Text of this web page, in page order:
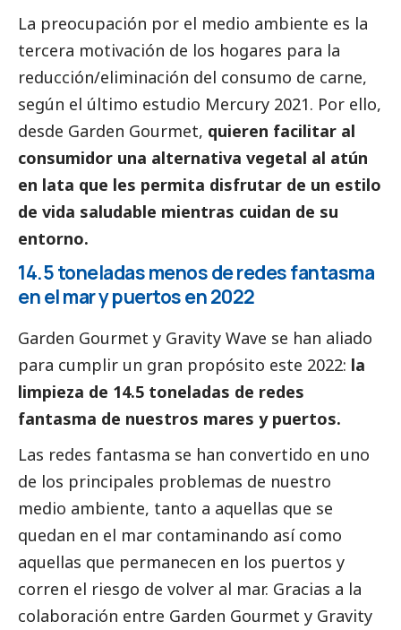
La preocupación por el medio ambiente es la
tercera motivación de los hogares para la
reducción/eliminación del consumo de carne,
según el último estudio Mercury 2021. Por ello,
desde Garden Gourmet, quieren facilitar al
consumidor una alternativa vegetal al atún
en lata que les permita disfrutar de un estilo
de vida saludable mientras cuidan de su
entorno.
14.5 toneladas menos de redes fantasma
en el mar y puertos en 2022
Garden Gourmet y Gravity Wave se han aliado
para cumplir un gran propósito este 2022: la
limpieza de 14.5 toneladas de redes
fantasma de nuestros mares y puertos.
Las redes fantasma se han convertido en uno
de los principales problemas de nuestro
medio ambiente, tanto a aquellas que se
quedan en el mar contaminando así como
aquellas que permanecen en los puertos y
corren el riesgo de volver al mar. Gracias a la
colaboración entre Garden Gourmet y Gravity